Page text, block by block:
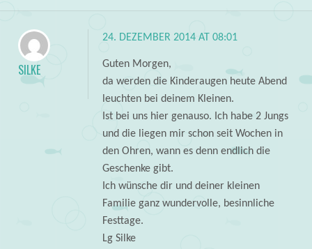
SILKE
24. DEZEMBER 2014 AT 08:01
Guten Morgen,
da werden die Kinderaugen heute Abend
leuchten bei deinem Kleinen.
Ist bei uns hier genauso. Ich habe 2 Jungs
und die liegen mir schon seit Wochen in
den Ohren, wann es denn endlich die
Geschenke gibt.
Ich wünsche dir und deiner kleinen
Familie ganz wundervolle, besinnliche
Festtage.
Lg Silke